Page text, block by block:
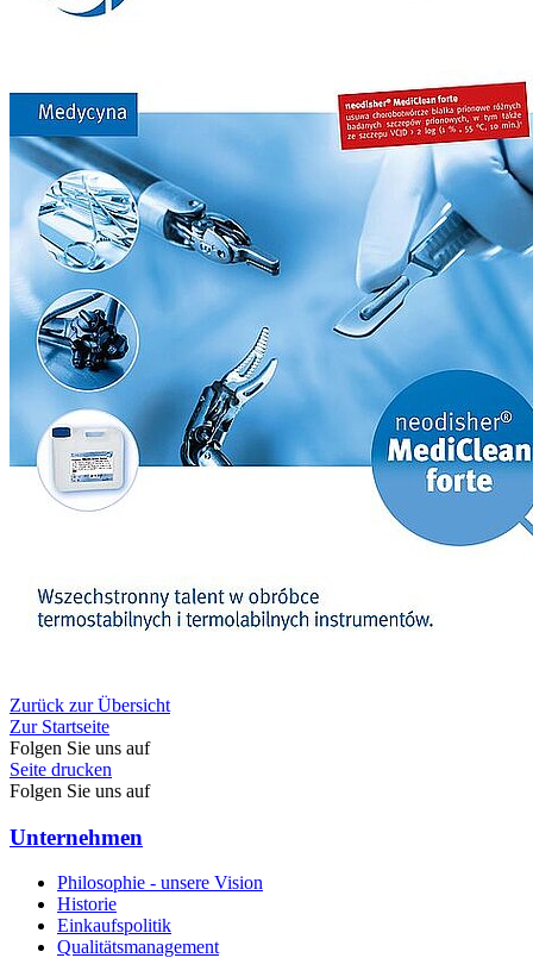
Zurück zur Übersicht
Zur Startseite
Folgen Sie uns auf
Seite drucken
Folgen Sie uns auf
Unternehmen
Philosophie - unsere Vision
Historie
Einkaufspolitik
Qualitätsmanagement